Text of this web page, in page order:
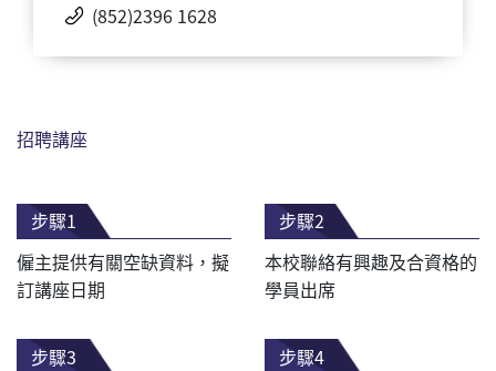
(852)2396 1628
招聘講座
步驟1
僱主提供有關空缺資料，擬
訂講座日期
步驟2
本校聯絡有興趣及合資格的
學員出席
步驟3
步驟4